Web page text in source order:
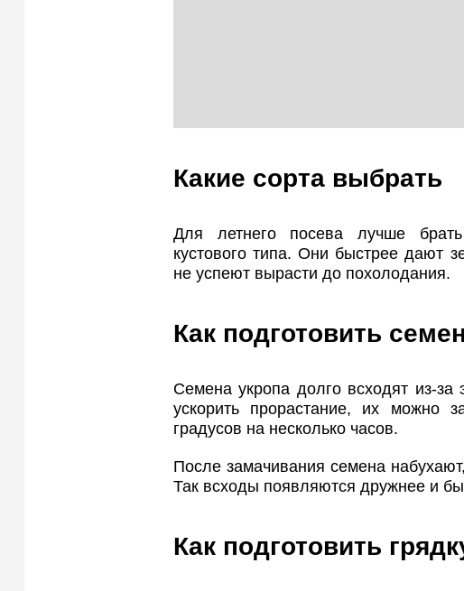
Какие сорта выбрать
Для летнего посева лучше
кустового типа. Они быстрее дают
не успеют вырасти до похолодания.
Как подготовить
Семена укропа долго всходят из-
ускорить прорастание, их можно
градусов на несколько часов.
После замачивания семена
Так всходы появляются дружнее и
Как подготовить